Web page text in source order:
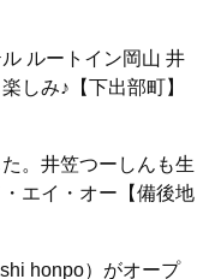
ルートイン岡山 井
しみ♪【下出部町】
。井笠つーしんも生
エイ・オー【備後地
honpo）がオープ